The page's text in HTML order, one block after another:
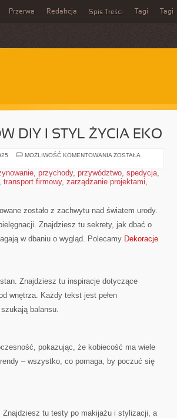
Przerwa Redakcja Spis Treści Tagi Tagi
DIY I STYL ŻYCIA EKO
MOŻLIWOŚĆ KOMENTOWANIA KOSMETYKI
DIY
I
STYL
ZOSTAŁA
, przychody, przywództwo, spedycja,
, transport firmowy, zarządzanie projektami,
zostało z zachwytu nad światem urody.
Znajdziesz tu sekrety, jak dbać o
w dbaniu o wygląd. Polecamy Dekoracje
Znajdziesz tu inspiracje dotyczące
wnętrza. Każdy tekst jest pełen
balansu.
pokazując, że kobiecość ma wiele
– wszystko, co pomaga, by poczuć się
Znajdziesz tu testy po makijażu i stylizacji, a